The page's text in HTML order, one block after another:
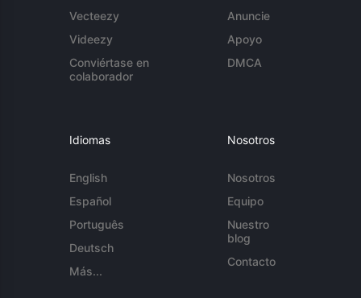
Vecteezy
Videezy
Conviértase en
colaborador
Anuncie
Apoyo
DMCA
Idiomas
English
Español
Português
Deutsch
Más...
Nosotros
Nosotros
Equipo
Nuestro
blog
Contacto